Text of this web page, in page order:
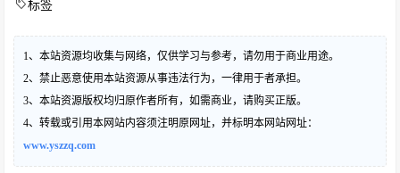
标签
1、本站资源均收集与网络，仅供学习与参考，请勿用于商业用途。
2、禁止恶意使用本站资源从事违法行为，一律用于者承担。
3、本站资源版权均归原作者所有，如需商业，请购买正版。
4、转载或引用本网站内容须注明原网址，并标明本网站网址：
www.yszzq.com